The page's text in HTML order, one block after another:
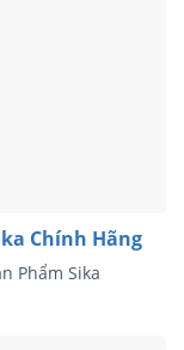
Chính Hãng
Phẩm Sika